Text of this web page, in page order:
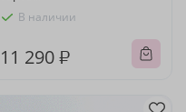
В наличии
11 290 ₽